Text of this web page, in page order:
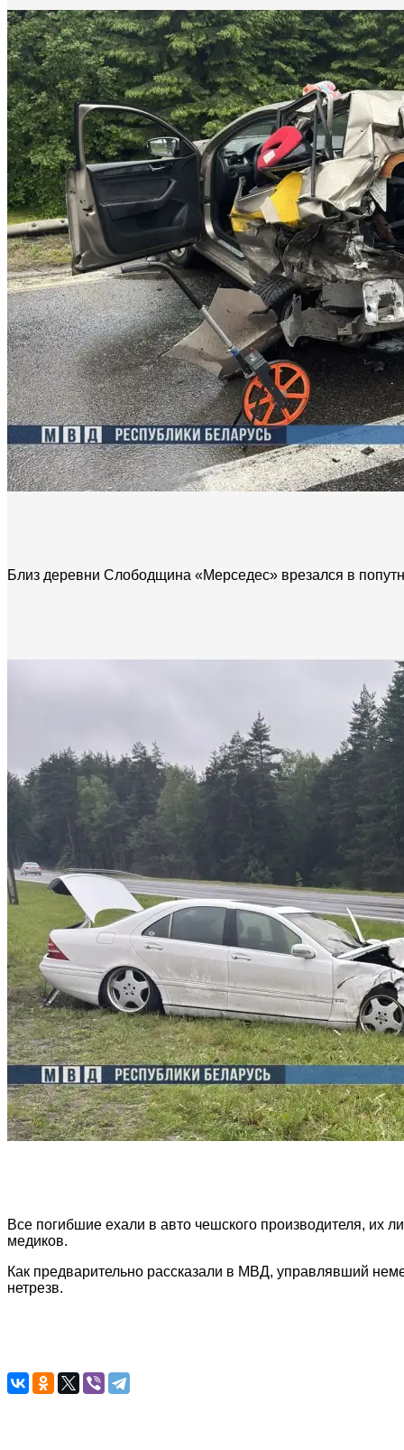
Близ деревни Слободщина «Мерседес» врезался в
Все погибшие ехали в авто чешского производителя, их
медиков.
Как предварительно рассказали в МВД, управлявший
нетрезв.